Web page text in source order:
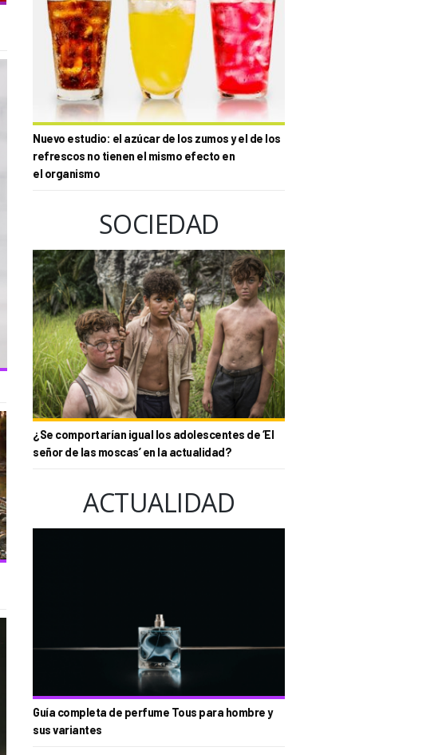
Nuevo estudio: el azúcar de los zumos y el de los
refrescos no tienen el mismo efecto en
el organismo
SOCIEDAD
¿Se comportarían igual los adolescentes de ‘El
señor de las moscas’ en la actualidad?
ACTUALIDAD
Guía completa de perfume Tous para hombre y
sus variantes